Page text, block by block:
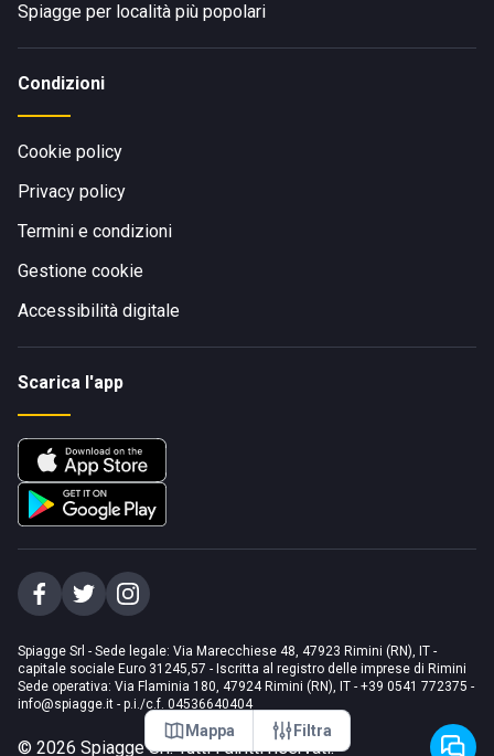
Mappa Filtra
Spiagge per località più popolari
Condizioni
Cookie policy
Privacy policy
Termini e condizioni
Gestione cookie
Accessibilità digitale
Scarica l'app
Spiagge Srl - Sede legale: Via Marecchiese 48, 47923 Rimini (RN), IT -
capitale sociale Euro 31245,57 - Iscritta al registro delle imprese di Rimini
Sede operativa: Via Flaminia 180, 47924 Rimini (RN), IT - +39 0541 772375 -
info@spiagge.it - p.i./c.f. 04536640404
© 2026 Spiagge Srl. Tutti i diritti riservati.